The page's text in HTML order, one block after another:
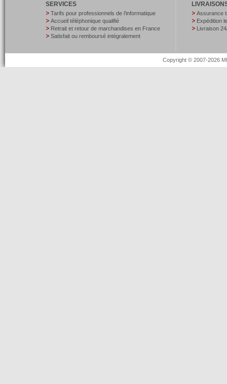
SERVICES
Tarifs pour professionnels de l’informatique
Accueil téléphonique qualifié
Retrait et retour de marchandises en France
Satisfait ou remboursé intégralement
Assurance
Expédition
Livraison
Copyright © 2007-2026